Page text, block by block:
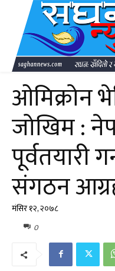
ओमिक्रोन
जोखिम :
पूर्वतयारी
संगठन
मंसिर १२, २०७८
0